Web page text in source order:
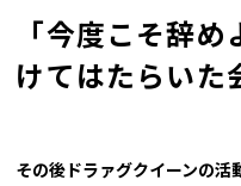
「今度こそ辞
けてはたらいた
――その後ドラァグクイーンの